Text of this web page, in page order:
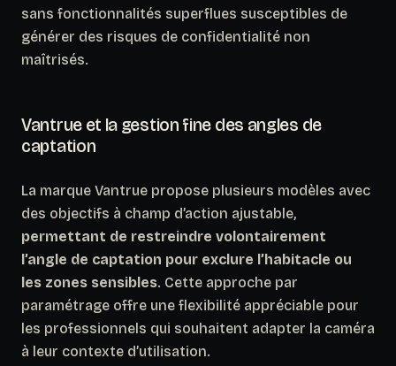
sans fonctionnalités superflues susceptibles de
générer des risques de confidentialité non
maîtrisés.
Vantrue et la gestion fine des angles de
captation
La marque Vantrue propose plusieurs modèles avec
des objectifs à champ d’action ajustable,
permettant de restreindre volontairement
l’angle de captation pour exclure l’habitacle ou
les zones sensibles. Cette approche par
paramétrage offre une flexibilité appréciable pour
les professionnels qui souhaitent adapter la caméra
à leur contexte d’utilisation.